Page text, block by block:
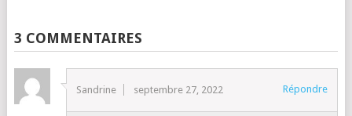
3 COMMENTAIRES
Sandrine septembre 27, 2022 Répondre